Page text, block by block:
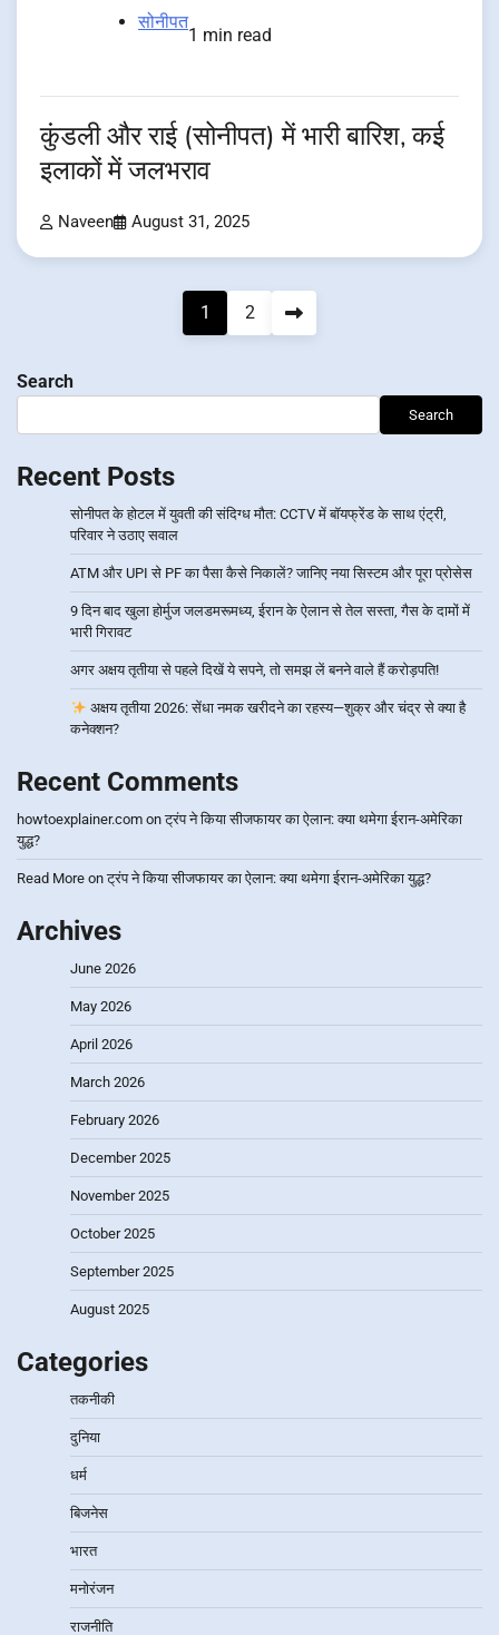
सोनीपत
1 min read
कुंडली और राई (सोनीपत) में भारी बारिश, कई
इलाकों में जलभराव
Naveen August 31, 2025
1 2
Search
Search
Recent Posts
सोनीपत के होटल में युवती की संदिग्ध मौत: CCTV में बॉयफ्रेंड के साथ एंट्री,
परिवार ने उठाए सवाल
ATM और UPI से PF का पैसा कैसे निकालें? जानिए नया सिस्टम और पूरा प्रोसेस
9 दिन बाद खुला होर्मुज जलडमरूमध्य, ईरान के ऐलान से तेल सस्ता, गैस के दामों में
भारी गिरावट
अगर अक्षय तृतीया से पहले दिखें ये सपने, तो समझ लें बनने वाले हैं करोड़पति!
अक्षय तृतीया 2026: सेंधा नमक खरीदने का रहस्य—शुक्र और चंद्र से क्या है
कनेक्शन?
Recent Comments
howtoexplainer.com onट्रंप ने किया सीजफायर का ऐलान: क्या थमेगा ईरान-अमेरिका
युद्ध?
Read More onट्रंप ने किया सीजफायर का ऐलान: क्या थमेगा ईरान-अमेरिका युद्ध?
Archives
June 2026
May 2026
April 2026
March 2026
February 2026
December 2025
November 2025
October 2025
September 2025
August 2025
Categories
तकनीकी
दुनिया
धर्म
बिजनेस
भारत
मनोरंजन
राजनीति